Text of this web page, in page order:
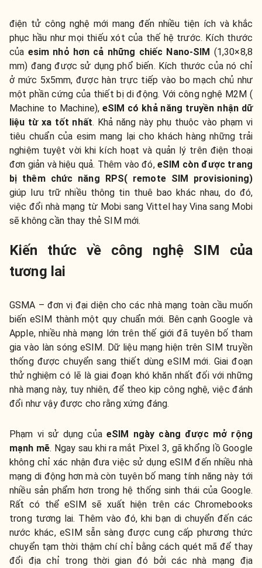
điện tử công nghệ mới mang đến nhiều tiện ích và khắc
phục hầu như mọi thiếu xót của thế hệ trước. Kích thước
của esim nhỏ hơn cả những chiếc Nano-SIM (1,30×8,8
mm) đang được sử dụng phổ biến. Kích thước của nó chỉ
ở mức 5x5mm, được hàn trực tiếp vào bo mạch chủ như
một phần cứng của thiết bị di động. Với công nghệ M2M (
Machine to Machine), eSIM có khả năng truyền nhận dữ
liệu từ xa tốt nhất. Khả năng này phụ thuộc vào phạm vi
tiêu chuẩn của esim mang lại cho khách hàng những trải
nghiệm tuyệt vời khi kích hoạt và quản lý trên điện thoại
đơn giản và hiệu quả. Thêm vào đó, eSIM còn được trang
bị thêm chức năng RPS( remote SIM provisioning)
giúp lưu trữ nhiều thông tin thuê bao khác nhau, do đó,
việc đổi nhà mạng từ Mobi sang Vittel hay Vina sang Mobi
sẽ không cần thay thẻ SIM mới.
Kiến thức về công nghệ SIM của
tương lai
GSMA – đơn vị đại diện cho các nhà mạng toàn cầu muốn
biến eSIM thành một quy chuẩn mới. Bên cạnh Google và
Apple, nhiều nhà mạng lớn trên thế giới đã tuyên bố tham
gia vào làn sóng eSIM. Dữ liệu mạng hiện trên SIM truyền
thống được chuyển sang thiết dùng eSIM mới. Giai đoạn
thử nghiệm có lẽ là giai đoạn khó khăn nhất đối với những
nhà mạng này, tuy nhiên, để theo kịp công nghệ, việc đánh
đổi như vậy được cho rằng xứng đáng.
Phạm vi sử dụng của eSIM ngày càng được mở rộng
mạnh mẽ. Ngay sau khi ra mắt Pixel 3, gã khổng lồ Google
không chỉ xác nhận đưa việc sử dụng eSIM đến nhiều nhà
mạng di động hơn mà còn tuyên bố mang tính năng này tới
nhiều sản phẩm hơn trong hệ thống sinh thái của Google.
Rất có thể eSIM sẽ xuất hiện trên các Chromebooks
trong tương lai. Thêm vào đó, khi bạn di chuyển đến các
nước khác, eSIM sẵn sàng được cung cấp phương thức
chuyển tạm thời thậm chí chỉ bằng cách quét mã để thay
đổi địa chỉ trong thời gian đó bởi các nhà mạng địa